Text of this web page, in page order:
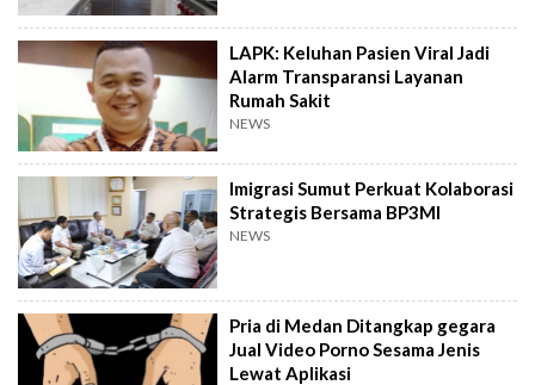
LAPK: Keluhan Pasien Viral Jadi
Alarm Transparansi Layanan
Rumah Sakit
NEWS
Imigrasi Sumut Perkuat Kolaborasi
Strategis Bersama BP3MI
NEWS
Pria di Medan Ditangkap gegara
Jual Video Porno Sesama Jenis
Lewat Aplikasi